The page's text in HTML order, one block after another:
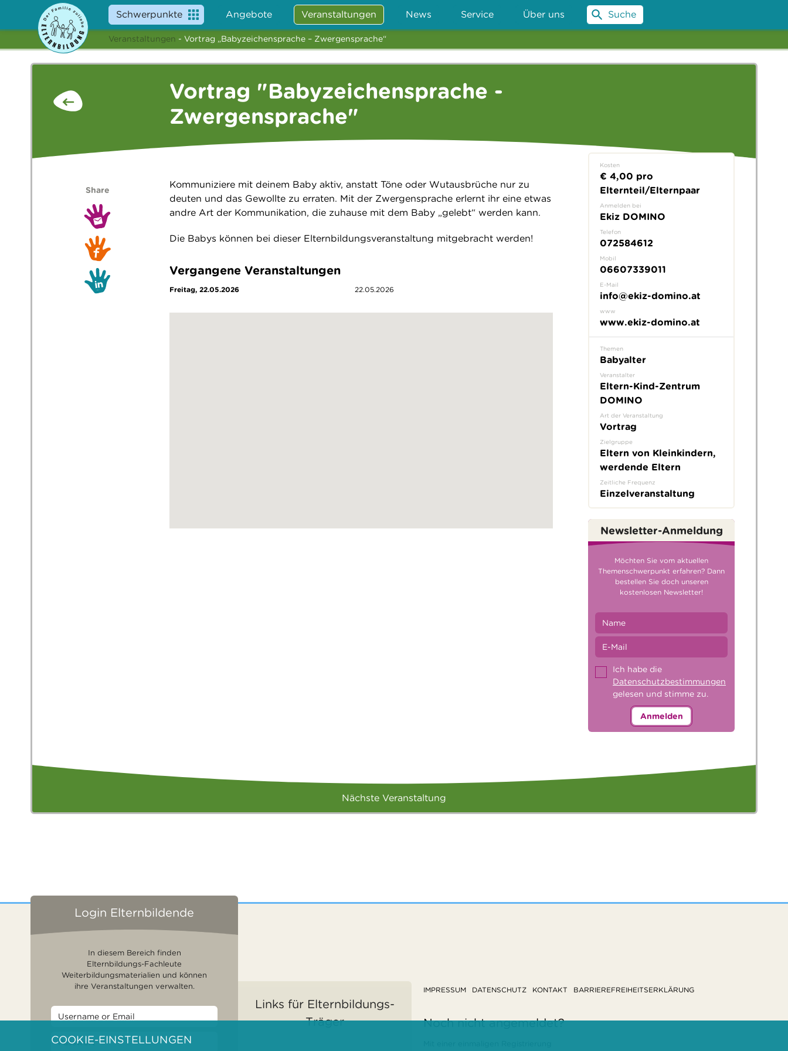
Schwerpunkte Angebote Veranstaltungen News Service Über uns Suche
Veranstaltungen - Vortrag „Babyzeichensprache – Zwergensprache“
Vortrag "Babyzeichensprache -
Zwergensprache"
Kommuniziere mit deinem Baby aktiv, anstatt Töne oder Wutausbrüche nur zu
deuten und das Gewollte zu erraten. Mit der Zwergensprache erlernt ihr eine etwas
andre Art der Kommunikation, die zuhause mit dem Baby „gelebt“ werden kann.
Die Babys können bei dieser Elternbildungsveranstaltung mitgebracht werden!
Vergangene Veranstaltungen
Freitag, 22.05.2026 22.05.2026
Share
Kosten
€ 4,00 pro
Elternteil/Elternpaar
Anmelden bei
Ekiz DOMINO
Telefon
072584612
Mobil
06607339011
E-Mail
info@ekiz-domino.at
www
www.ekiz-domino.at
Themen
Babyalter
Veranstalter
Eltern-Kind-Zentrum
DOMINO
Art der Veranstaltung
Vortrag
Zielgruppe
Eltern von Kleinkindern,
werdende Eltern
Zeitliche Frequenz
Einzelveranstaltung
Newsletter-Anmeldung
Möchten Sie vom aktuellen
Themenschwerpunkt erfahren? Dann
bestellen Sie doch unseren
kostenlosen Newsletter!
Ich habe die
Datenschutzbestimmungen
gelesen und stimme zu.
Anmelden
Nächste Veranstaltung
Login Elternbildende
In diesem Bereich finden
Elternbildungs-Fachleute
Weiterbildungsmaterialien und können
ihre Veranstaltungen verwalten.
Links für Elternbildungs-
Träger
IMPRESSUM DATENSCHUTZ KONTAKT BARRIEREFREIHEITSERKLÄRUNG
Noch nicht angemeldet?
COOKIE-EINSTELLUNGEN